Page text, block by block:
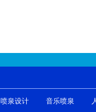
喷泉设计 音乐喷泉